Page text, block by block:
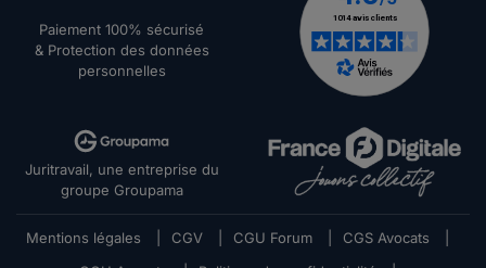
Paiement 100% sécurisé
& Protection des données
personnelles
Juritravail, une entreprise du
groupe Groupama
Mentions légales CGV CGU Forum CGS Avocats